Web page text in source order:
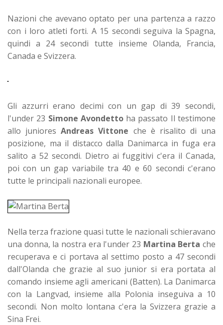
Nazioni che avevano optato per una partenza a razzo
con i loro atleti forti. A 15 secondi seguiva la Spagna,
quindi a 24 secondi tutte insieme Olanda, Francia,
Canada e Svizzera.
Gli azzurri erano decimi con un gap di 39 secondi,
l'under 23 Simone Avondettoha passato Il testimone
allo junioresAndreas Vittone che è risalito di una
posizione, ma il distacco dalla Danimarca in fuga era
salito a 52 secondi. Dietro ai fuggitivi c'era il Canada,
poi con un gap variabile tra 40 e 60 secondi c'erano
tutte le principali nazionali europee.
Nella terza frazione quasi tutte le nazionali schieravano
una donna, la nostra era l'under 23 Martina Berta che
recuperava e ci portava al settimo posto a 47 secondi
dall'Olanda che grazie al suo junior si era portata al
comando insieme agli americani (Batten). La Danimarca
con la Langvad, insieme alla Polonia inseguiva a 10
secondi. Non molto lontana c'era la Svizzera grazie a
Sina Frei.